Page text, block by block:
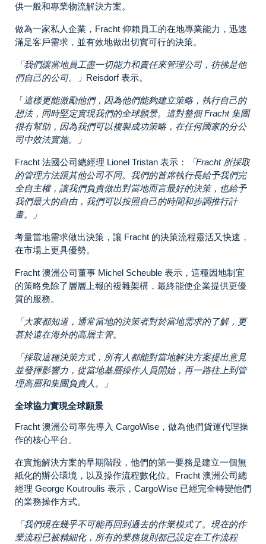
供一般和專業物流解決方案。
做為一家私人企業，Fracht 仰賴員工的在地專業能力，迅速
滿足客戶需求，並有效地做出切實可行的決策。
「我們讓當地員工盡一切能力和責任來管理公司，彷彿是他
們自己的公司。」 Reisdorf 表示。
「這樣更能激勵他們，因為他們能夠建立策略，執行自己的
想法，同時堅定實現我們的全球願景。這對整個 Fracht 集團
很有幫助，因為我們可以複製成功策略，在任何國家的分公
司中效法實施。」
Fracht 法國公司總經理 Lionel Tristan 表示：
「Fracht 所採取
的管理方法跟其他公司不同。我們的首席執行長給予我們完
全自主權，讓我們負責做出對當地而言最好的決策，也給予
我們最大的自由，我們可以按照自己的時間和步調推行計
畫。」
考量當地需求做出決策，讓 Fracht 的決策流程靈活又快速，
在市場上更具優勢。
Fracht 澳洲公司董事 Michel Scheuble 表示，這種因地制宜
的策略免除了層層上報的複雜架構，最終能使企業提供更優
質的服務。
「大家都知道，通常當地的決策者對於當地需求的了解，更
甚於遠在海外的高層主管。
「採取這種決策方式，所有人都能對當地解決方案提出意見
並發揮影響力，從當地基層操作人員開始，再一路往上到管
理高層和集團負責人。
」
全球協力實現全球願景
Fracht 澳洲公司率先導入 CargoWise，做為他們貨運代理操
作的核心平台。
在實施解決方案的早期階段，他們的第一要務是建立一個無
紙化的辦公環境，以及操作流程數化位。Fracht 澳洲公司總
經理 George Koutroulis 表示，CargoWise 已經完全轉變他們
的業務操作方式。
「我們現在幾乎不可能再回到過去的作業模式了。現在的作
業流程已被精細化，所有的業務規則都已設定在工作流程